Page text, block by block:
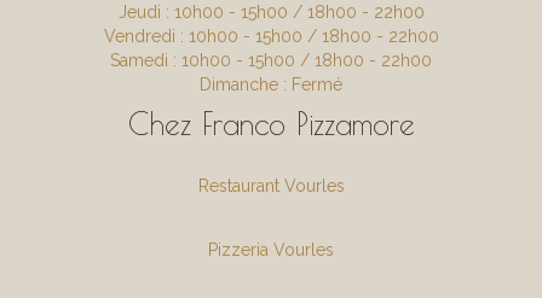
Jeudi : 10h00 - 15h00 / 18h00 - 22h00
Vendredi : 10h00 - 15h00 / 18h00 - 22h00
Samedi : 10h00 - 15h00 / 18h00 - 22h00
Dimanche : Fermé
Chez Franco Pizzamore
Restaurant Vourles
Pizzeria Vourles